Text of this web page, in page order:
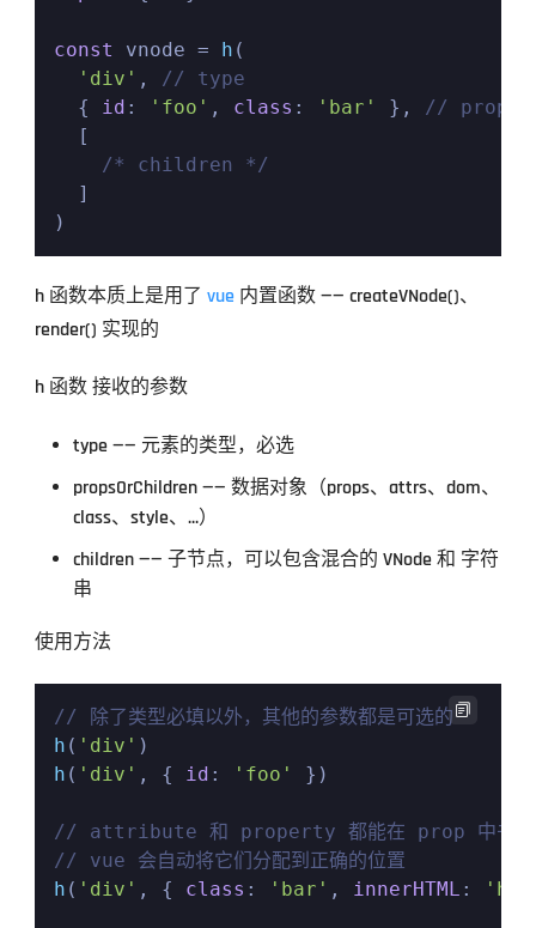
const vnode = h (
'div' ,
// type
  {
id : 'foo' , class : 'bar' },
// props
  [
/* children */
  ]
)
h 函数本质上是用了 vue 内置函数 —— createVNode()、
render() 实现的
h 函数 接收的参数
type —— 元素的类型，必选
propsOrChildren —— 数据对象（props、attrs、dom、
class、style、...）
children —— 子节点，可以包含混合的 VNode 和 字符
串
使用方法
// 除了类型必填以外，其他的参数都是可选的
h ( 'div'
h ( 'div' , { id : 'foo' })
// attribute 和 property 都能在 prop 中书写
// vue 会自动将它们分配到正确的位置
h ( 'div' , { class : 'bar' , innerHTML :
